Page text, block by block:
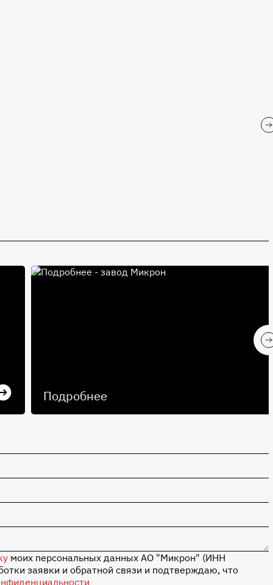
Подробнее
моих персональных данных АО "Микрон" (ИНН
заявки и обратной связи и подтверждаю, что